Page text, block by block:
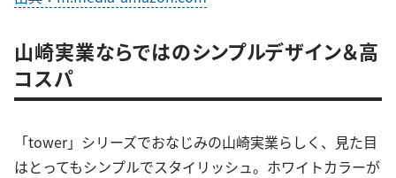
山崎実業ならではのシンプルデザイン＆高
コスパ
「tower」シリーズでおなじみの山崎実業らしく、見た目
はとってもシンプルでスタイリッシュ。ホワイトカラーが